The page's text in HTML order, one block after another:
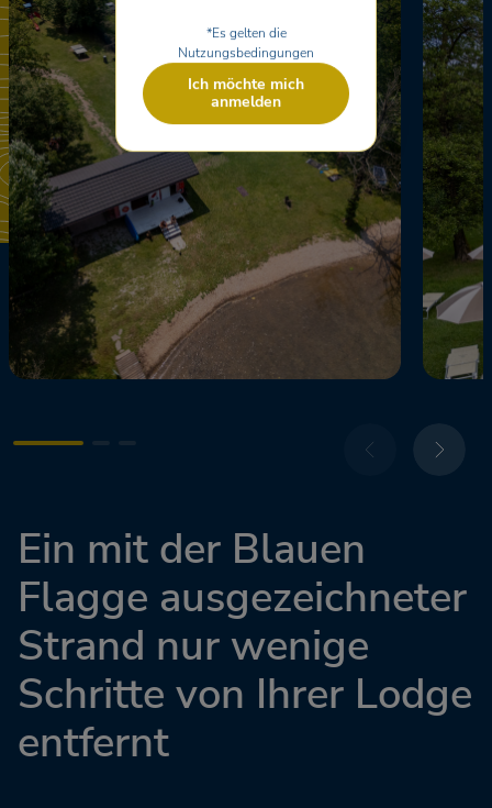
Ein mit der Blauen
Flagge ausgezeichneter
Strand nur wenige
Schritte von Ihrer Lodge
entfernt
*Es gelten die
Nutzungsbedingungen
Ich möchte mich
anmelden